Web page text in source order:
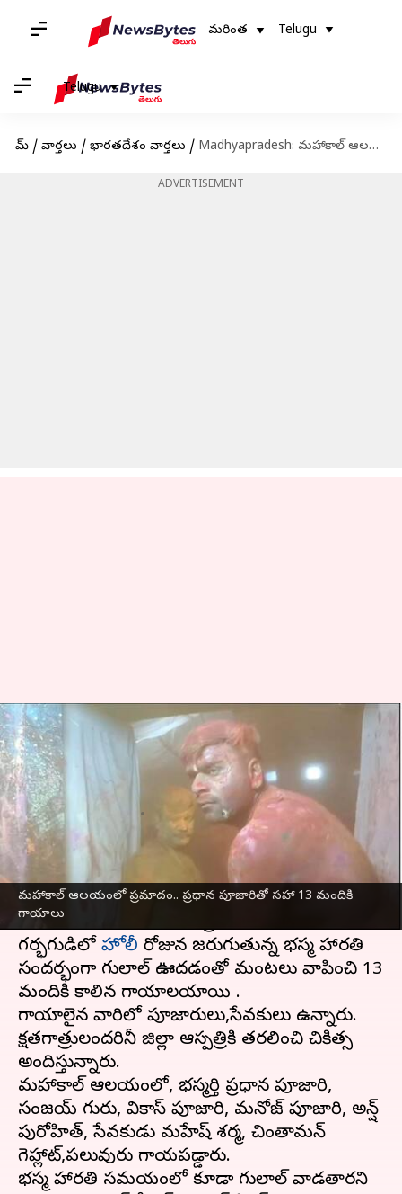
మరింత Telugu
Telugu
హోమ్ / వార్తలు / భారతదేశం వార్తలు / Madhyapradesh: మహాకాల్ ఆలయంలో ప్రమాదం.. ప్రధాన పూజారితో సహా 13 మందికి గాయాలు
ADVERTISEMENT
మహాకాల్ ఆలయంలో ప్రమాదం.. ప్రధాన పూజారితో సహా 13 మందికి
గాయాలు
Madhyapradesh: మహాకాల్
ఆలయంలో ప్రమాదం.. ప్రధాన
పూజారితో సహా 13 మందికి గాయాలు
వ్రాసిన వారు Sirish Praharaju Mar 25, 2024 09:18 am
ఈ వార్తాకథనం ఏంటి
మధ్యప్రదేశ్‌లోని ఉజ్జయినిలోని మహాకాల్ ఆలయంలో
సోమవారం ఉదయం పెను ప్రమాదం జరిగింది.
గర్భగుడిలో హోలీ రోజున జరుగుతున్న భస్మ హారతి
సందర్భంగా గులాల్ ఊదడంతో మంటలు వ్యాపించి 13
మందికి కాలిన గాయాలయ్యాయి .
గాయాలైన వారిలో పూజారులు,సేవకులు ఉన్నారు.
క్షతగాత్రులందరినీ జిల్లా ఆస్పత్రికి తరలించి చికిత్స
అందిస్తున్నారు.
మహాకాల్ ఆలయంలో, భస్మర్తి ప్రధాన పూజారి,
సంజయ్ గురు, వికాస్ పూజారి, మనోజ్ పూజారి, అన్ష్
పురోహిత్, సేవకుడు మహేష్ శర్మ, చింతామన్
గెహ్లాట్,పలువురు గాయపడ్డారు.
భస్మ హారతి సమయంలో కూడా గులాల్ వాడతారని